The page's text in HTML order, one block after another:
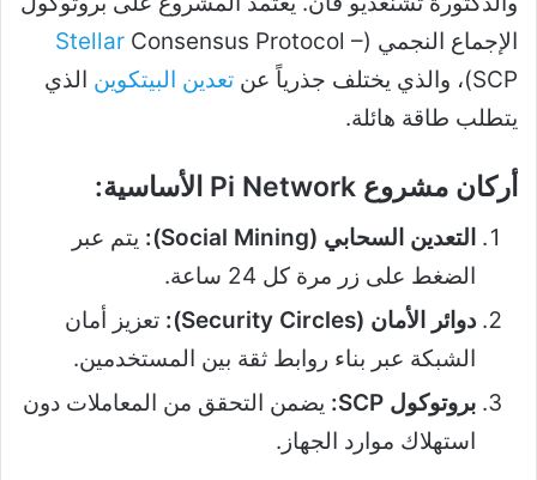
الإجماع النجمي (
Stellar Consensus Protocol –
SCP)، والذي يختلف جذرياً عن
تعدين البيتكوين الذي
يتطلب طاقة هائلة.
أركان مشروع Pi Network الأساسية:
التعدين السحابي (Social Mining):
يتم عبر
الضغط على زر مرة كل 24 ساعة.
دوائر الأمان (Security Circles):
تعزيز أمان
الشبكة عبر بناء روابط ثقة بين المستخدمين.
بروتوكول SCP:
يضمن التحقق من المعاملات دون
استهلاك موارد الجهاز.